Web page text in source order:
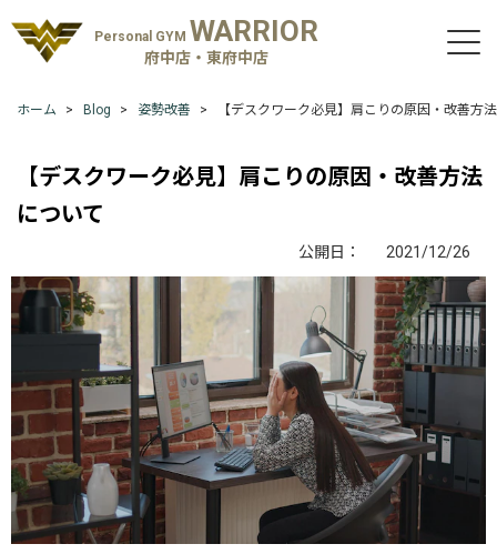
Personal GYM WARRIOR
府中店・東府中店
ホーム Blog 姿勢改善 【デスクワーク必見】肩こりの原因・改善方
【デスクワーク必見】肩こりの原因・改善方法
について
公開日： 2021/12/26